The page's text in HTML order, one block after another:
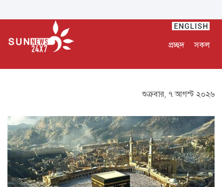
প্রচ্ছদ সকল
শুক্রবার, ৭ আগস্ট ২০২৬